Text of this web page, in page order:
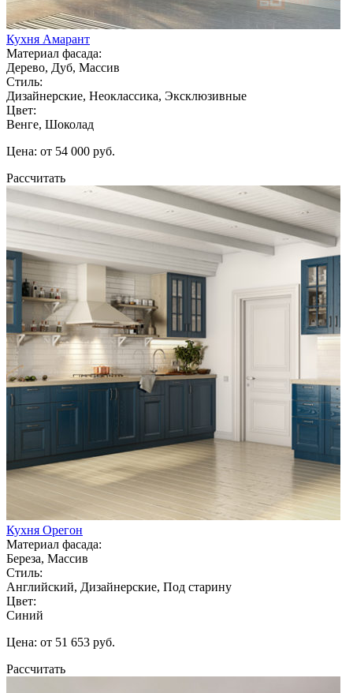
Кухня Амарант
Материал фасада:
Дерево, Дуб, Массив
Стиль:
Дизайнерские, Неоклассика, Эксклюзивные
Цвет:
Венге, Шоколад
Цена: от 54 000 руб.
Рассчитать
Кухня Орегон
Материал фасада:
Береза, Массив
Стиль:
Английский, Дизайнерские, Под старину
Цвет:
Синий
Цена: от 51 653 руб.
Рассчитать